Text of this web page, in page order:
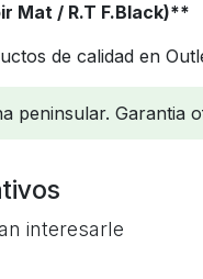
Mat / R.T F.Black)**
de calidad en
peninsular. Garantia
interesarle